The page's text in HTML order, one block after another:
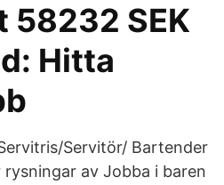
58232 SEK
Hitta
Servitör/ Bartender
av Jobba i baren